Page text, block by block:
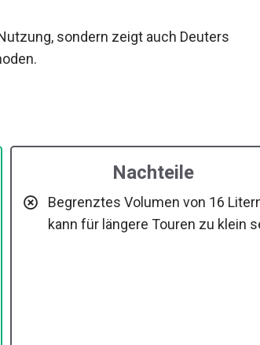
sondern zeigt auch Deuters
Nachteile
Begrenztes Volumen von 16 Litern